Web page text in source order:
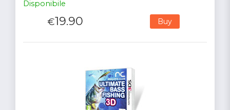
Disponibile
€19.90 Buy